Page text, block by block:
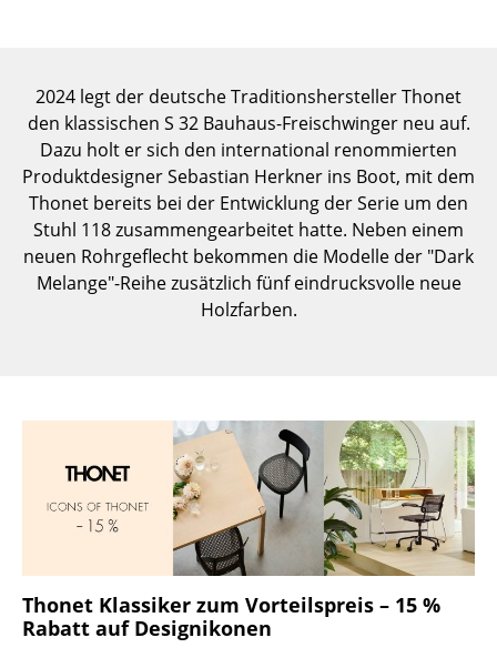
Aufbewahren
Regale & Schränke
Bücherregale
Wandregale
Sideboards & Kommoden
Garderoben
Kleinaufbewahrung
Einzelteile
... alle Aufbewahrungsmöbel
2024 legt der deutsche Traditionshersteller Thonet
den klassischen S 32 Bauhaus-Freischwinger neu auf.
Dazu holt er sich den international renommierten
Produktdesigner Sebastian Herkner ins Boot, mit dem
Thonet bereits bei der Entwicklung der Serie um den
Stuhl 118 zusammengearbeitet hatte. Neben einem
neuen Rohrgeflecht bekommen die Modelle der "Dark
Melange"-Reihe zusätzlich fünf eindrucksvolle neue
Holzfarben.
Thonet Klassiker zum Vorteilspreis – 15 %
Rabatt auf Designikonen